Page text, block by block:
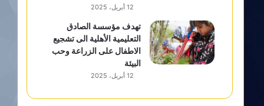
12 أبريل، 2025
تهدف مؤسسة الصادق
التعليمية الأهلية الى تشجيع
الاطفال على الزراعة وحب
البيئة
12 أبريل، 2025